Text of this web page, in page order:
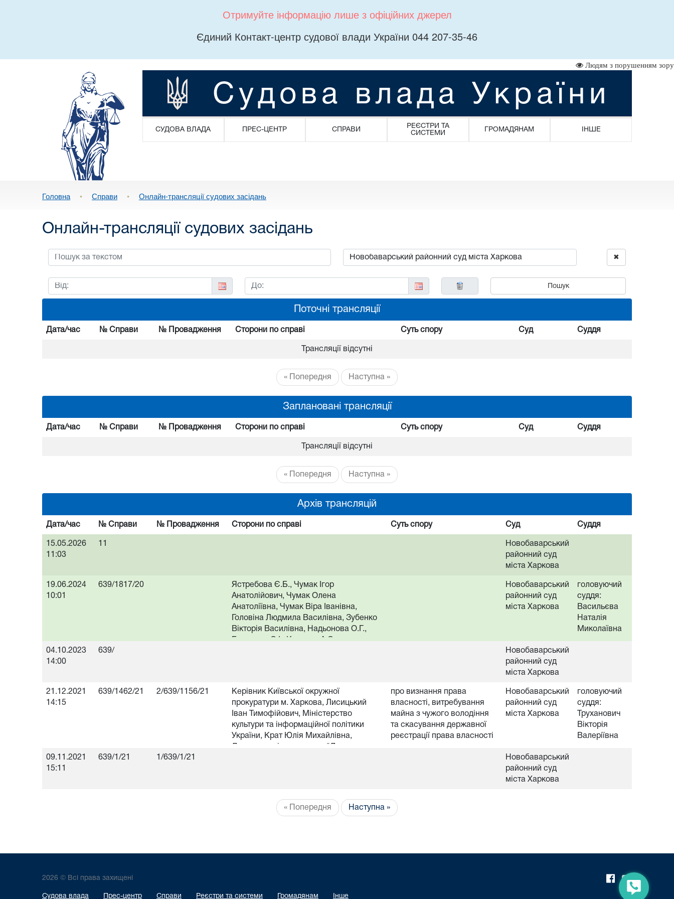
Отримуйте інформацію лише з офіційних джерел
Єдиний Контакт-центр судової влади України 044 207-35-46
Людям з порушенням зору
Судова влада України
СУДОВА ВЛАДА ПРЕС-ЦЕНТР СПРАВИ
РЕЄСТРИ ТА
СИСТЕМИ
ГРОМАДЯНАМ ІНШЕ
Головна • Справи • Онлайн-трансляції судових засідань
Онлайн-трансляції судових засідань
✖
Пошук
Поточні трансляції
Дата/час № Справи № Провадження Сторони по справі Суть спору Суд Суддя
Трансляції відсутні
« Попередня Наступна »
Заплановані трансляції
Дата/час № Справи № Провадження Сторони по справі Суть спору Суд Суддя
Трансляції відсутні
« Попередня Наступна »
Архів трансляцій
Дата/час № Справи № Провадження Сторони по справі Суть спору Суд Суддя
15.05.2026
11:03
Новобаварський
районний суд
міста Харкова
19.06.2024
10:01
639/1817/20
Ястребова Є.Б., Чумак Ігор
Анатолійович, Чумак Олена
Анатоліївна, Чумак Віра Іванівна,
Головіна Людмила Василівна, Зубенко
Вікторія Василівна, Надьонова О.Г.,
Брендель О.І., Казаров А.О.
Новобаварський
районний суд
міста Харкова
головуючий
суддя:
Васильєва
Наталія
Миколаївна
04.10.2023
14:00
639/
Новобаварський
районний суд
міста Харкова
21.12.2021
14:15
639/1462/21 2/639/1156/21
Керівник Київської окружної
прокуратури м. Харкова, Лисицький
Іван Тимофійович, Міністерство
культури та інформаційної політики
України, Крат Юлія Михайлівна,
про визнання права
власності, витребування
майна з чужого володіння
та скасування державної
реєстрації права власності
Новобаварський
районний суд
міста Харкова
головуючий
суддя:
Труханович
Вікторія
Валеріївна
09.11.2021
15:11
639/1/21 1/639/1/21
Новобаварський
районний суд
міста Харкова
« Попередня Наступна »
2026 © Всі права захищені
Судова влада Прес-центр Справи Реєстри та системи Громадянам Інше